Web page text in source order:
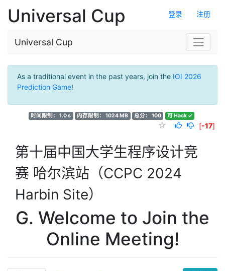
登录 注册
Universal Cup
Universal Cup
As a traditional event in the past years, join the IOI 2026
Prediction Game!
时间限制： 1.0 s 内存限制： 1024 MB 总分： 100 可 Hack ✓
[-17]
第十届中国大学生程序设计竞
赛 哈尔滨站（CCPC 2024
Harbin Site）
G. Welcome to Join the
Online Meeting!